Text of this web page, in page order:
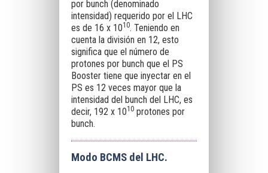
por bunch (denominado
intensidad) requerido por el LHC
es de 16 x 1010. Teniendo en
cuenta la división en 12, esto
significa que el número de
protones por bunch que el PS
Booster tiene que inyectar en el
PS es 12 veces mayor que la
intensidad del bunch del LHC, es
decir, 192 x 1010protones por
bunch.
Modo BCMS del LHC.